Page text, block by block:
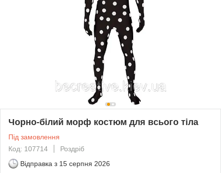
Чорно-білий морф костюм для всього тіла
Під замовлення
Код: 107714
Роздріб
Відправка з 15 серпня 2026